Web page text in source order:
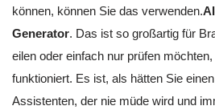
können, können Sie das verwenden.
Generator. Das ist so großartig für
eilen oder einfach nur prüfen
funktioniert. Es ist, als hätten Sie
Assistenten, der nie müde wird und